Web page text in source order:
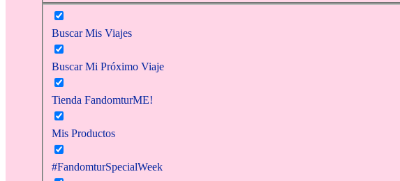
Buscar Mis Viajes
Buscar Mi Próximo Viaje
Tienda FandomturME!
Mis Productos
#FandomturSpecialWeek